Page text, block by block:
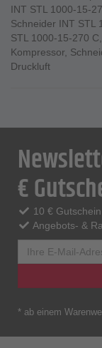
INT STL 1000-15-
Schneider INT STL
STL 1000-15-270 C,
Kompressor,
Druckluft
€
10 €
Angebots- &
* ab einem